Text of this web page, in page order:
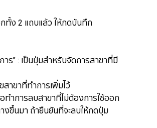
ง 2 แถบแล้ว ให้กดบันทึก
าร" : เป็นปุ่มสำหรับจัดการสาขาที่มี
าขาที่ทำการเพิ่มไว้
การลบสาขาที่ไม่ต้องการใช้ออก
งขึ้นมา ถ้ายืนยันที่จะลบให้กดปุ่ม